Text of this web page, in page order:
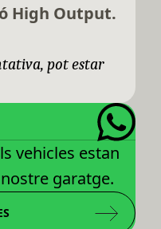
High Output.
pot estar
vehicles estan
garatge.